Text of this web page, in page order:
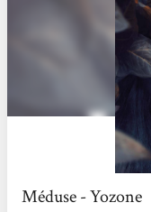
Méduse - Yozone